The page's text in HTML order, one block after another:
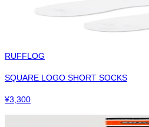
RUFFLOG
SQUARE LOGO SHORT SOCKS
¥3,300